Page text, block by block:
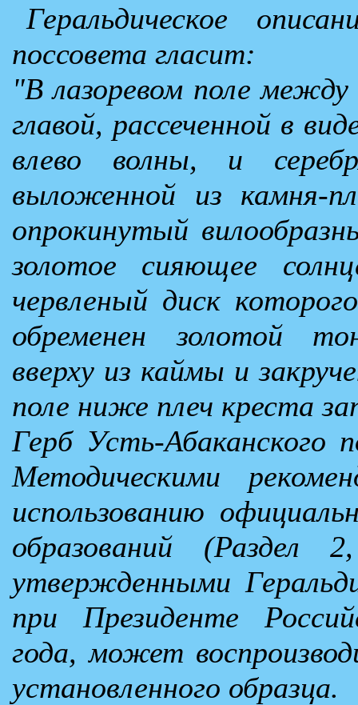
Геральдическое
поссовета гласит:
"В лазоревом поле между
главой, рассеченной в
влево волны, и
выложенной из камня-
опрокинутый
золотое сияющее
червленый диск
обременен золотой
вверху из каймы и
поле ниже плеч креста
Герб Усть-Абаканского
Методическими
использованию
образований
утвержденными
при Президенте
года, может
установленного образца.